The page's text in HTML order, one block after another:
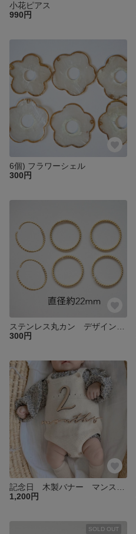
小花ピアス
990円
6個) フラワーシェル
300円
300円
1,200円
SOLD OUT